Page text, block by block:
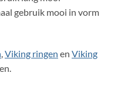
gebruik mooi in vorm
,Viking ringen en Viking